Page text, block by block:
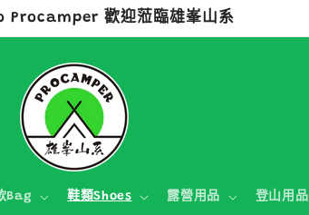
Procamper 歡迎蒞臨雄峯山系
Bag 鞋類Shoes 露營用品 登山用品